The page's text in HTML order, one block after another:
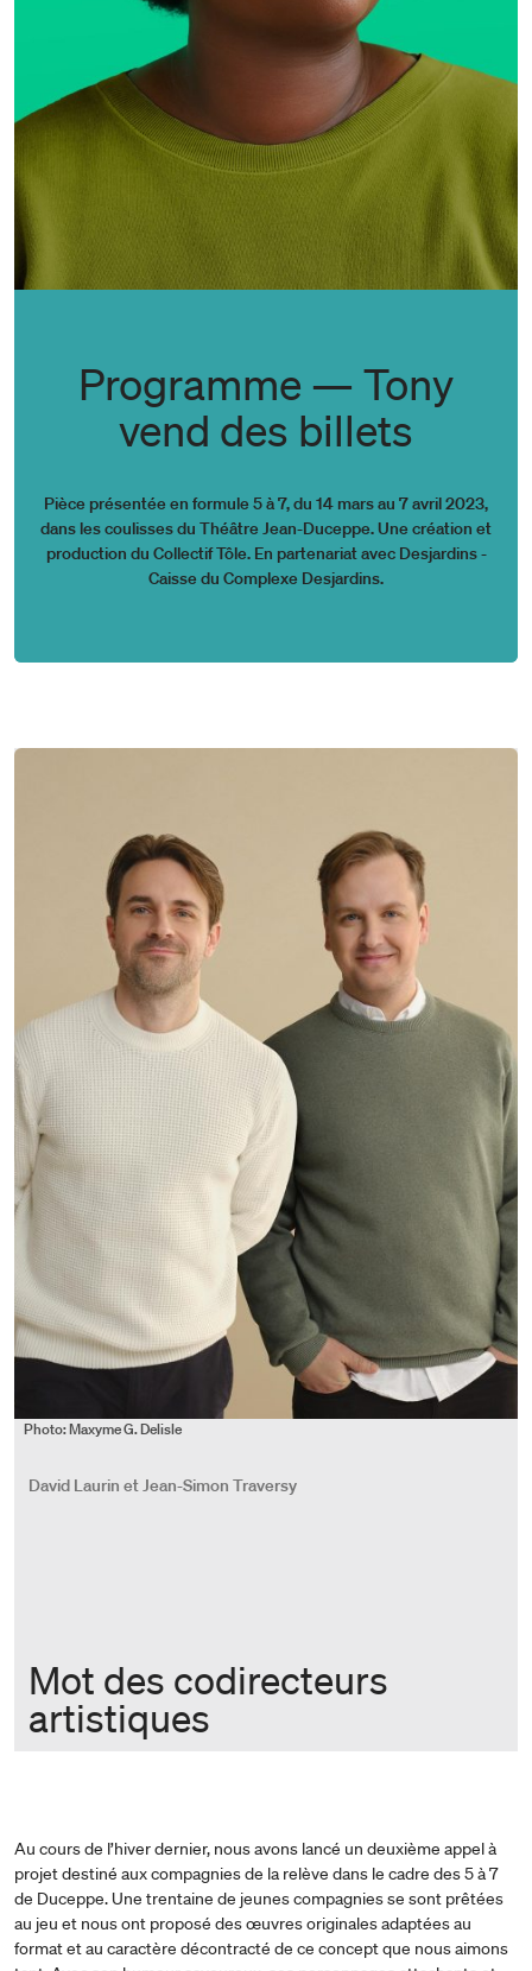
Programme — Tony
vend des billets
Pièce présentée en formule 5 à 7, du 14 mars au 7 avril 2023,
dans les coulisses du Théâtre Jean-Duceppe. Une création et
production du Collectif Tôle. En partenariat avec Desjardins -
Caisse du Complexe Desjardins.
Photo: Maxyme G. Delisle
David Laurin et Jean-Simon Traversy
Mot des codirecteurs
artistiques
Au cours de l’hiver dernier, nous avons lancé un deuxième appel à
projet destiné aux compagnies de la relève dans le cadre des 5 à 7
de Duceppe. Une trentaine de jeunes compagnies se sont prêtées
au jeu et nous ont proposé des œuvres originales adaptées au
format et au caractère décontracté de ce concept que nous aimons